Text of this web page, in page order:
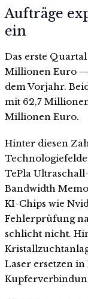
Aufträge
ein
Das erste
Millionen Euro —
dem Vorjahr.
mit 62,7
Millionen Euro.
Hinter diesen
TePla
Bandwidth
KI-Chips wie
Fehlerprüfung
schlicht nicht.
Laser ersetzen